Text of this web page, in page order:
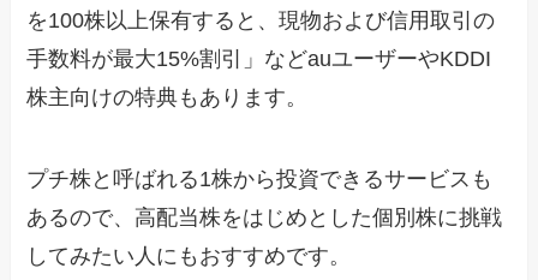
を100株以上保有すると、現物および信用取引の
手数料が最大15%割引」などauユーザーやKDDI
株主向けの特典もあります。
プチ株と呼ばれる1株から投資できるサービスも
あるので、高配当株をはじめとした個別株に挑戦
してみたい人にもおすすめです。